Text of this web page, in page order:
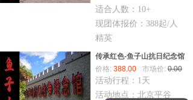
适合人数：10+
现团体报价：388起/人
精英
传承红色-鱼子山抗日纪念馆
价格: 388.00 市场价: 0.00
活动行程：1天
活动地点：北京平谷